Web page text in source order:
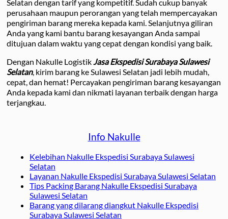
Selatan dengan tarif yang kompetitif. Sudah cukup banyak
perusahaan maupun perorangan yang telah mempercayakan
pengiriman barang mereka kepada kami. Selanjutnya giliran
Anda yang kami bantu barang kesayangan Anda sampai
ditujuan dalam waktu yang cepat dengan kondisi yang baik.
Dengan Nakulle LogistikJasa Ekspedisi Surabaya Sulawesi
Selatan, kirim barang ke Sulawesi Selatan jadi lebih mudah,
cepat, dan hemat! Percayakan pengiriman barang kesayangan
Anda kepada kami dan nikmati layanan terbaik dengan harga
terjangkau.
Info Nakulle
Kelebihan Nakulle Ekspedisi Surabaya Sulawesi
Selatan
Layanan Nakulle Ekspedisi Surabaya Sulawesi Selatan
Tips Packing Barang Nakulle Ekspedisi Surabaya
Sulawesi Selatan
Barang yang dilarang diangkut Nakulle Ekspedisi
Surabaya Sulawesi Selatan